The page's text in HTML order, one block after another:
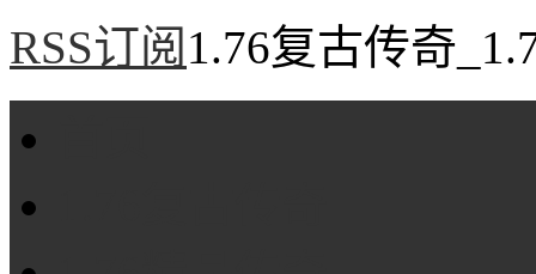
RSS订阅 1.76复古传奇